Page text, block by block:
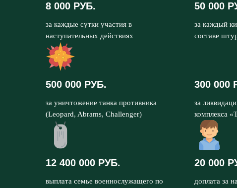
8 000 РУБ.
за каждые сутки участия в
наступательных действиях
50 000
за каждый
составе
500 000 РУБ.
за уничтожение танка противника
(Leopard, Abrams, Challenger)
300 000
за
комплекса
12 400 000 РУБ.
выплата семье военнослужащего по
20 000
доплата за